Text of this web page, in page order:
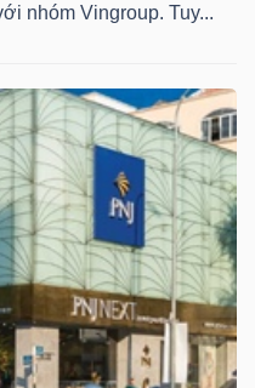
nhóm Vingroup. Tuy...